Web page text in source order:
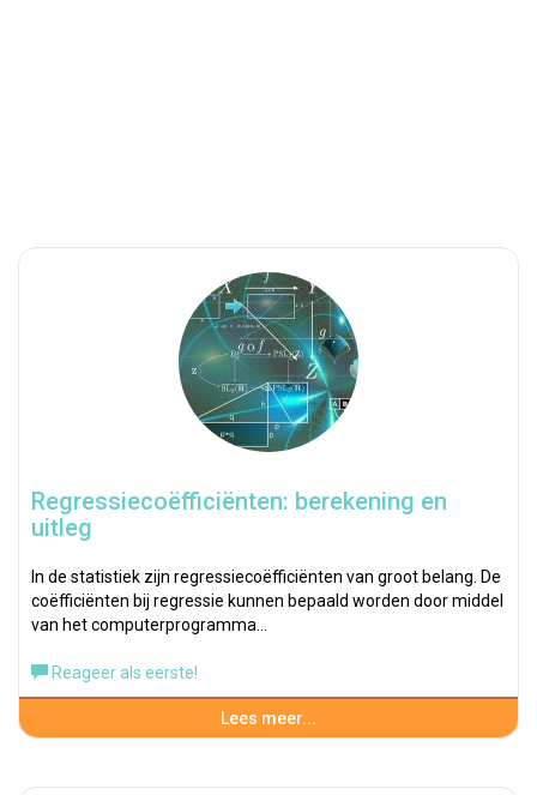
Regressiecoëfficiënten: berekening en
uitleg
In de statistiek zijn regressiecoëfficiënten van groot belang. De
coëfficiënten bij regressie kunnen bepaald worden door middel
van het computerprogramma…
Reageer als eerste!
Lees meer...